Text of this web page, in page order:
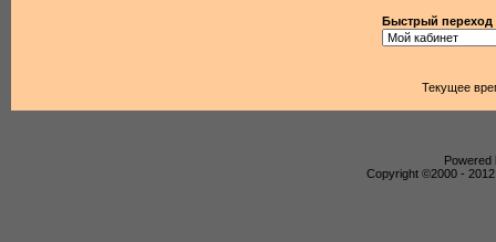
Быстрый переход
Текущее
Powered
Copyright ©2000 -